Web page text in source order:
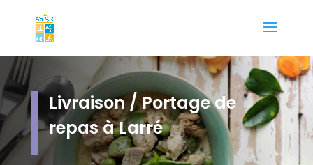
Livraison / Portage de
repas à Larré